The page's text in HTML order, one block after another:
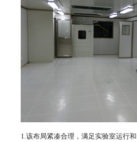
1.该布局紧凑合理，满足实验室运行